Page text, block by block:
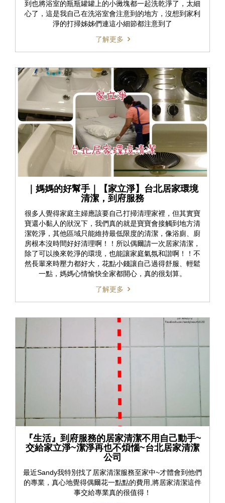
到也將浴室的瓶瓶罐罐上的小黴塊都一起洗乾淨了，太細
心了，這是我自己在洗浴室會注意到的地方，沒想到家利
淨的打掃姊姊們連這小細節都注意到了
了解更多
｜媽媽的好幫手｜【家立淨】台北居家環境
清潔，到府服務
很多人覺得家庭主婦應該要自己打掃清理家裡，但其實寶
寶還小黏人的狀況下，我們真的就是寶寶會接觸到地方清
潔乾淨，其他區域只能維持最低限度的清潔，像浴廁、廚
房根本沒時間好好清理啊！！所以偶爾請一次居家清潔，
除了可以換來乾淨的環境，也能讓家庭氣氛和諧啊！！不
然長輩來時壓力都好大，花點小錢讓自己過得舒服、輕鬆
一點，媽媽心情愉快全家都開心，真的很划算。
了解更多
『生活』到府服務的居家清潔不用自己動手~
交給家立淨~潔淨再也不煩惱~台北居家清潔
公司
最近Sandy我特別找了居家清潔服務至家中~才體會到他們
的專業，真心地覺得偶爾花一點點的費用,將居家清潔這件
事交給專業真的很值得！